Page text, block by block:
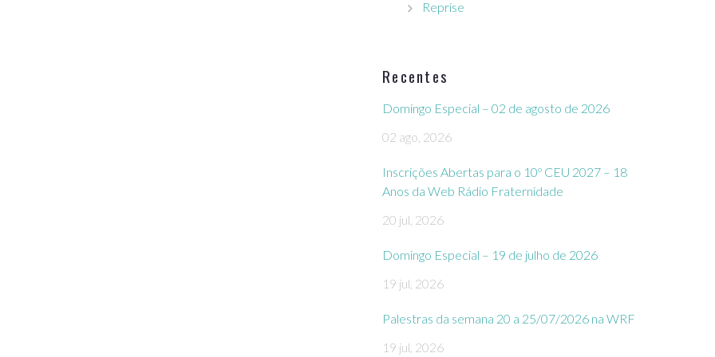
Reprise
Recentes
Domingo Especial – 02 de agosto de 2026
02 ago, 2026
Inscrições Abertas para o 10º CEU 2027 – 18
Anos da Web Rádio Fraternidade
20 jul, 2026
Domingo Especial – 19 de julho de 2026
19 jul, 2026
Palestras da semana 20 a 25/07/2026 na WRF
19 jul, 2026